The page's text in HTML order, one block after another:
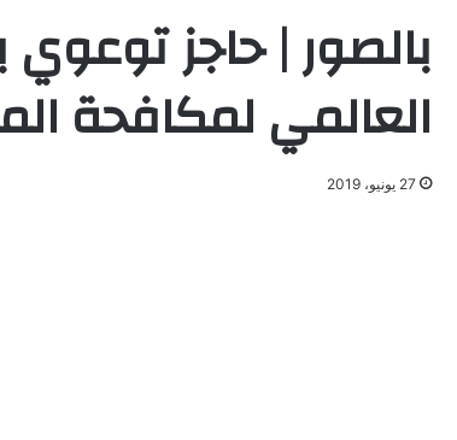
بالصور | حاجز توعوي
العالمي لمكافحة
27 يونيو، 2019